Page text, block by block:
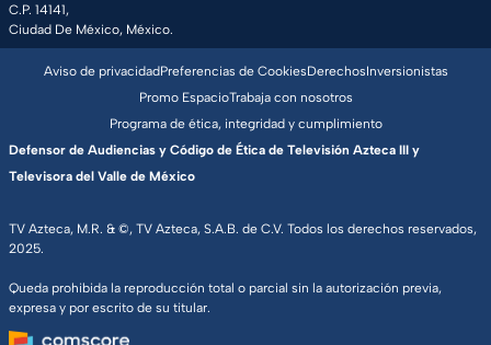
C.P. 14141,
Ciudad De México, México.
TV Azteca, M.R. & ©, TV Azteca, S.A.B. de C.V. Todos los derechos reservados,
2025.
Queda prohibida la reproducción total o parcial sin la autorización previa,
expresa y por escrito de su titular.
Aviso de privacidadPreferencias de CookiesDerechosInversionistas
Promo EspacioTrabaja con nosotros
Programa de ética, integridad y cumplimiento
Defensor de Audiencias y Código de Ética de Televisión Azteca III y
Televisora del Valle de México